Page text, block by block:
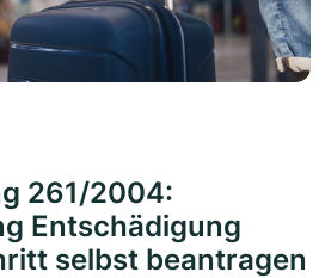
261/2004:
Entschädigung
selbst beantragen